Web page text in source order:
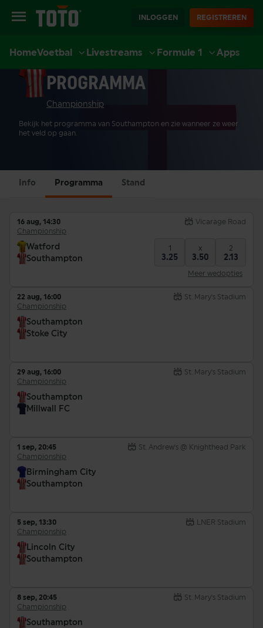
INLOGGEN REGISTREREN
HomeVoetbal Livestreams Formule 1 Apps
SOUTHAMPTON
PROGRAMMA
Championship
Bekijk het programma van Southampton en zie wanneer ze weer
het veld op gaan.
Info Programma Stand
16 aug, 14:30
Vicarage Road
Championship
Watford
Southampton
1
3.25
x
3.50
2
2.13
Meer wedopties
22 aug, 16:00
St. Mary's Stadium
Championship
Southampton
Stoke City
29 aug, 16:00
St. Mary's Stadium
Championship
Southampton
Millwall FC
1 sep, 20:45
St. Andrew's @ Knighthead Park
Championship
Birmingham City
Southampton
5 sep, 13:30
LNER Stadium
Championship
Lincoln City
Southampton
8 sep, 20:45
St. Mary's Stadium
Championship
Southampton